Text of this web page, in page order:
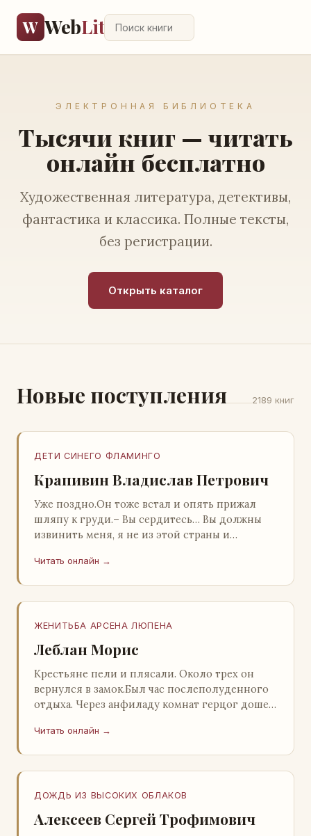
W WebLit
ЭЛЕКТРОННАЯ БИБЛИОТЕКА
Тысячи книг — читать
онлайн бесплатно
Художественная литература, детективы,
фантастика и классика. Полные тексты,
без регистрации.
Открыть каталог
Новые поступления 2189 книг
ДЕТИ СИНЕГО ФЛАМИНГО
Крапивин Владислав Петрович
Уже поздно.Он тоже встал и опять прижал
шляпу к груди.– Вы сердитесь… Вы должны
извинить меня, я не из этой страны и
прошу: выс…
Читать онлайн →
ЖЕНИТЬБА АРСЕНА ЛЮПЕНА
Леблан Морис
Крестьяне пели и плясали. Около трех он
вернулся в замок.Был час послеполуденного
отдыха. Через анфиладу комнат герцог дошел
во…
Читать онлайн →
ДОЖДЬ ИЗ ВЫСОКИХ ОБЛАКОВ
Алексеев Сергей Трофимович